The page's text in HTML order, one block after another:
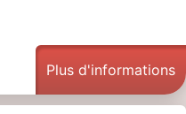
Plus d'informations